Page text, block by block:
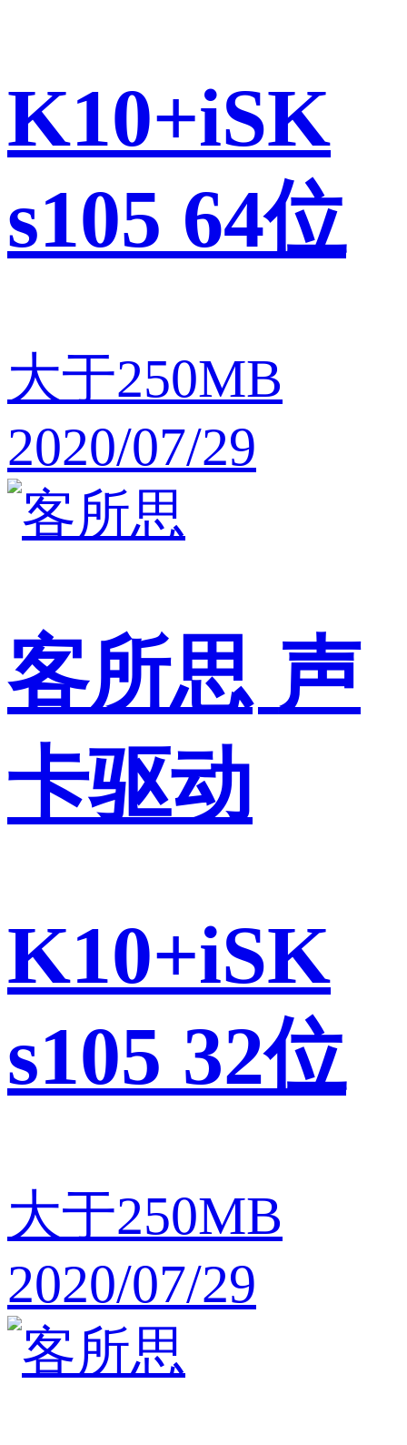
K10+iSK
s105 64位
大于250MB
2020/07/29
客所思 声
卡驱动
K10+iSK
s105 32位
大于250MB
2020/07/29